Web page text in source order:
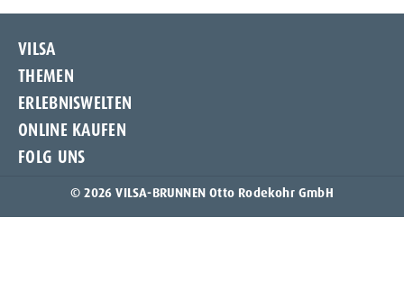
VILSA
Unternehmen
Unsere Quelle
Produkte
Karriere
THEMEN
Frischeschutzflasche
NIX-PACK
Naturschwur
ERLEBNISWELTEN
Spür die Natur
ONLINE KAUFEN
Amazon
Flaschenpost
FOLG UNS
Instagram© 2026 VILSA-BRUNNEN Otto Rodekohr GmbH